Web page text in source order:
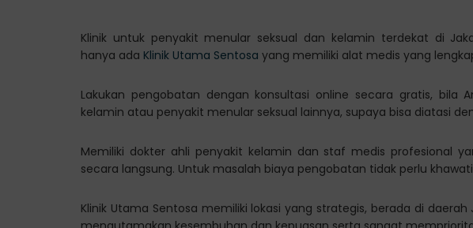
Klinik untuk penyakit menular seksual dan kelamin terdekat di
hanya ada Klinik Utama Sentosa yang memiliki alat medis yang
Lakukan pengobatan dengan konsultasi online secara gratis, bila
kelamin atau penyakit menular seksual lainnya, supaya bisa diatasi
Memiliki dokter ahli penyakit kelamin dan staf medis profesional
secara langsung. Untuk masalah biaya pengobatan tidak perlu
Klinik Utama Sentosa memiliki lokasi yang strategis, berada di